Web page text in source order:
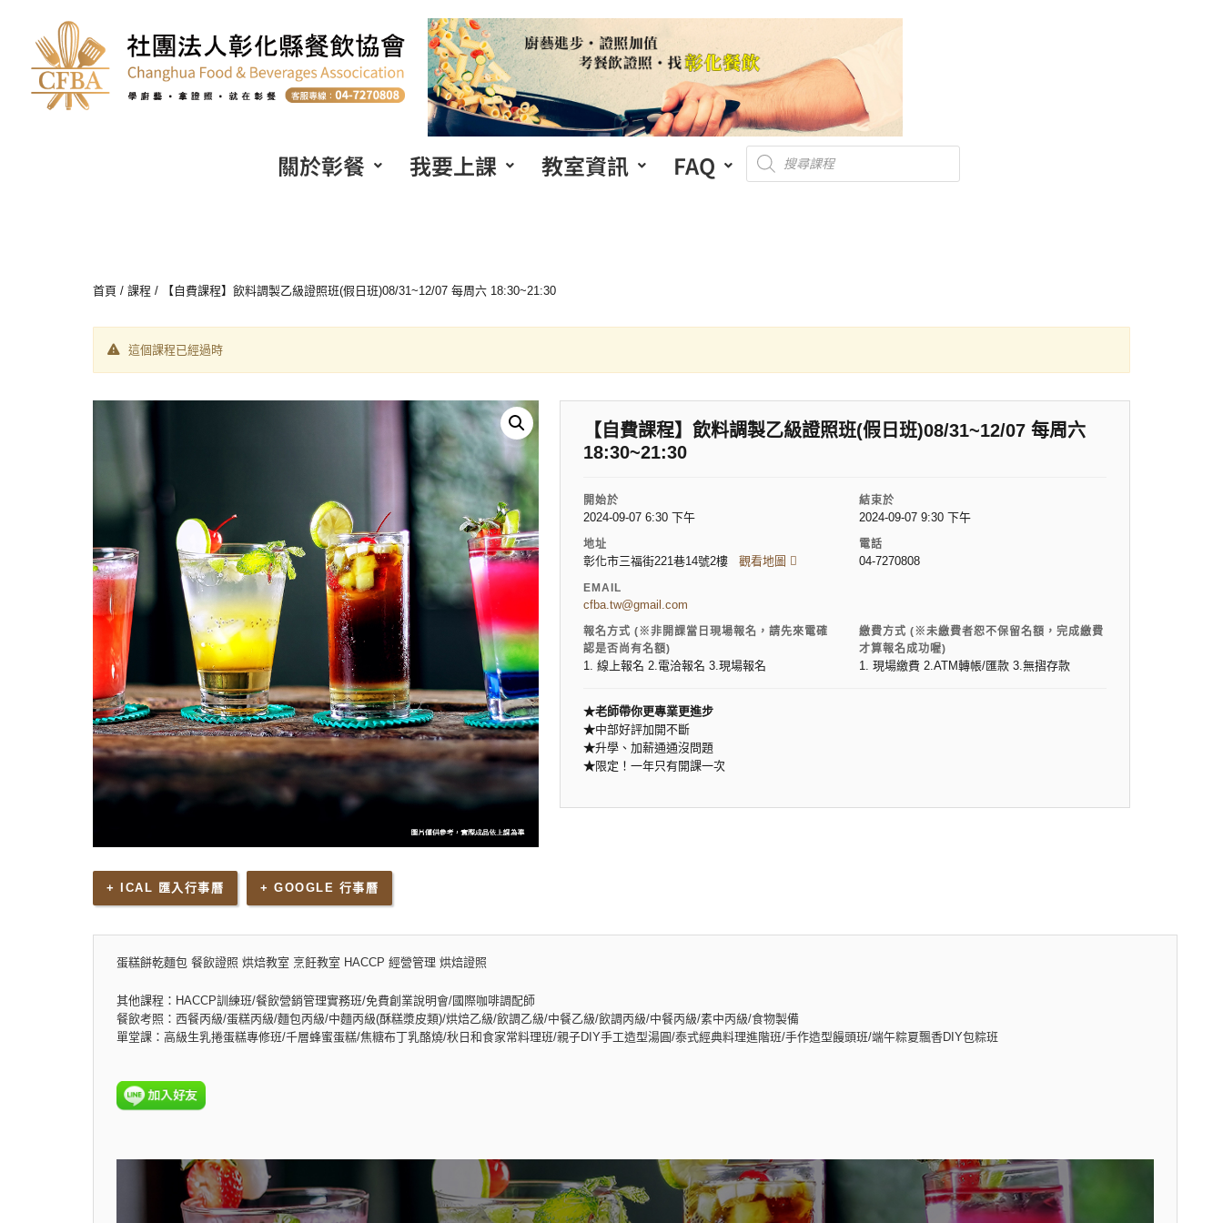
關於彰餐 我要上課 教室資訊 FAQ
首頁 / 課程 / 【自費課程】飲料調製乙級證照班(假日班)08/31~12/07 每周六 18:30~21:30
這個課程已經過時
【自費課程】飲料調製乙級證照班(假日班)08/31~12/07 每周六
18:30~21:30
開始於
2024-09-07 6:30 下午
結束於
2024-09-07 9:30 下午
地址
彰化市三福街221巷14號2樓 觀看地圖
電話
04-7270808
EMAIL
cfba.tw@gmail.com
報名方式 (※非開課當日現場報名，請先來電確
認是否尚有名額)
1. 線上報名 2.電洽報名 3.現場報名
繳費方式 (※未繳費者恕不保留名額，完成繳費
才算報名成功喔)
1. 現場繳費 2.ATM轉帳/匯款 3.無摺存款
★老師帶你更專業更進步
★中部好評加開不斷
★升學、加薪通通沒問題
★限定！一年只有開課一次
+ ICAL 匯入行事曆 + GOOGLE 行事曆
蛋糕餅乾麵包 餐飲證照 烘焙教室 烹飪教室 HACCP 經營管理 烘焙證照
其他課程：HACCP訓練班/餐飲營銷管理實務班/免費創業說明會/國際咖啡調配師
餐飲考照：西餐丙級/蛋糕丙級/麵包丙級/中麵丙級(酥糕漿皮類)/烘焙乙級/飲調乙級/中餐乙級/飲調丙級/中餐丙級/素中丙級/食物製備
單堂課：高級生乳捲蛋糕專修班/千層蜂蜜蛋糕/焦糖布丁乳酪燒/秋日和食家常料理班/親子DIY手工造型湯圓/泰式經典料理進階班/手作造型饅頭班/端午粽夏飄香DIY包粽班